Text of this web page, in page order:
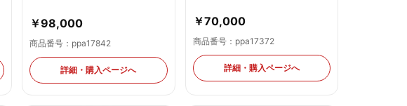
￥98,000
商品番号：ppa17842
詳細・購入ページへ
￥70,000
商品番号：ppa17372
詳細・購入ページへ